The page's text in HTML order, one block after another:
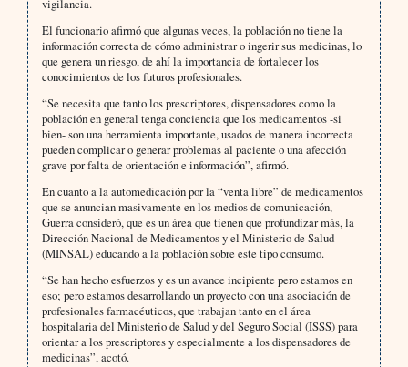
vigilancia.
El funcionario afirmó que algunas veces, la población no tiene la
información correcta de cómo administrar o ingerir sus medicinas, lo
que genera un riesgo, de ahí la importancia de fortalecer los
conocimientos de los futuros profesionales.
“Se necesita que tanto los prescriptores, dispensadores como la
población en general tenga conciencia que los medicamentos -si
bien- son una herramienta importante, usados de manera incorrecta
pueden complicar o generar problemas al paciente o una afección
grave por falta de orientación e información”, afirmó.
En cuanto a la automedicación por la “venta libre” de medicamentos
que se anuncian masivamente en los medios de comunicación,
Guerra consideró, que es un área que tienen que profundizar más, la
Dirección Nacional de Medicamentos y el Ministerio de Salud
(MINSAL) educando a la población sobre este tipo consumo.
“Se han hecho esfuerzos y es un avance incipiente pero estamos en
eso; pero estamos desarrollando un proyecto con una asociación de
profesionales farmacéuticos, que trabajan tanto en el área
hospitalaria del Ministerio de Salud y del Seguro Social (ISSS) para
orientar a los prescriptores y especialmente a los dispensadores de
medicinas”, acotó.